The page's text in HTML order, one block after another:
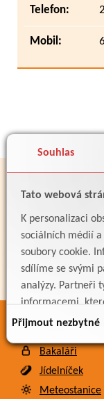
Souhlas
Tato webová
K personalizaci
sociálních médií a
soubory cookie.
sdílíme se svými
analýzy. Partneři
informacemi,
důsledku toho, že
Přijmout nezbytné
Telefon:
Mobil:
ODKAZY
Bakaláři
Jídelníček
Meteostanice